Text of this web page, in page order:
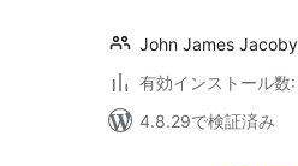
John James Jacoby
有効インストール数
4.8.29で検証済み